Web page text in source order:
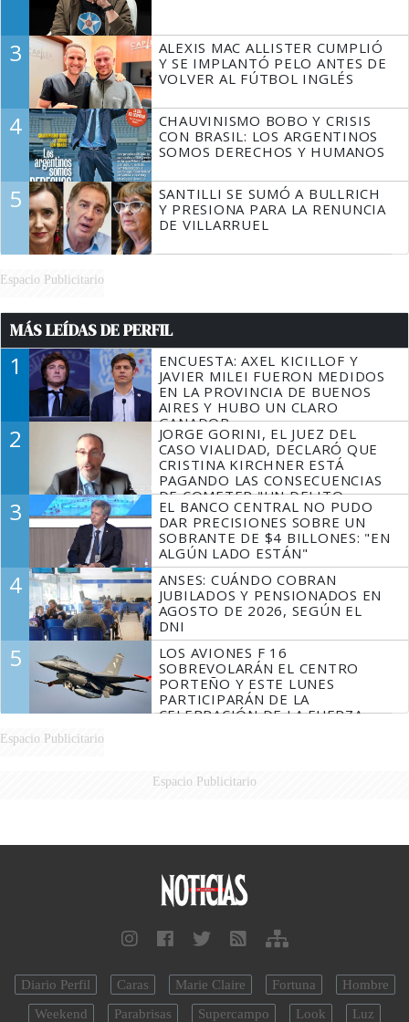
3
ALEXIS MAC ALLISTER CUMPLIÓ
Y SE IMPLANTÓ PELO ANTES DE
VOLVER AL FÚTBOL INGLÉS
4
CHAUVINISMO BOBO Y CRISIS
CON BRASIL: LOS ARGENTINOS
SOMOS DERECHOS Y HUMANOS
5
SANTILLI SE SUMÓ A BULLRICH
Y PRESIONA PARA LA RENUNCIA
DE VILLARRUEL
Espacio Publicitario
MÁS LEÍDAS DE PERFIL
1
ENCUESTA: AXEL KICILLOF Y
JAVIER MILEI FUERON MEDIDOS
EN LA PROVINCIA DE BUENOS
AIRES Y HUBO UN CLARO
GANADOR
2
JORGE GORINI, EL JUEZ DEL
CASO VIALIDAD, DECLARÓ QUE
CRISTINA KIRCHNER ESTÁ
PAGANDO LAS CONSECUENCIAS
DE COMETER "UN DELITO
COMPROBADO"
3
EL BANCO CENTRAL NO PUDO
DAR PRECISIONES SOBRE UN
SOBRANTE DE $4 BILLONES: "EN
ALGÚN LADO ESTÁN"
4
ANSES: CUÁNDO COBRAN
JUBILADOS Y PENSIONADOS EN
AGOSTO DE 2026, SEGÚN EL
DNI
5
LOS AVIONES F 16
SOBREVOLARÁN EL CENTRO
PORTEÑO Y ESTE LUNES
PARTICIPARÁN DE LA
CELEBRACIÓN DE LA FUERZA
Espacio Publicitario
Espacio Publicitario
Diario Perfil Caras Marie Claire Fortuna
Hombre
Weekend
Parabrisas Supercampo Look Luz